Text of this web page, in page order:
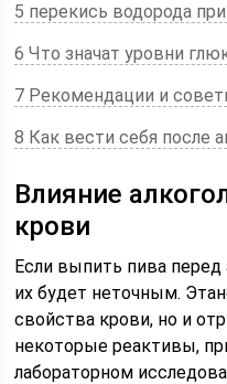
5 перекись водорода
6 Что значат уровни
7 Рекомендации и
8 Как вести себя после
Влияние
крови
Если выпить пива перед
их будет неточным.
свойства крови, но и
некоторые реактивы,
лабораторном